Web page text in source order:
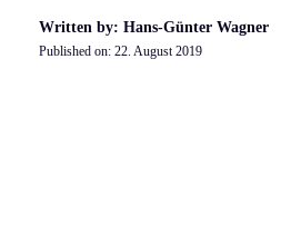
Written by: Hans-Günter Wagner
Published on: 22. August 2019